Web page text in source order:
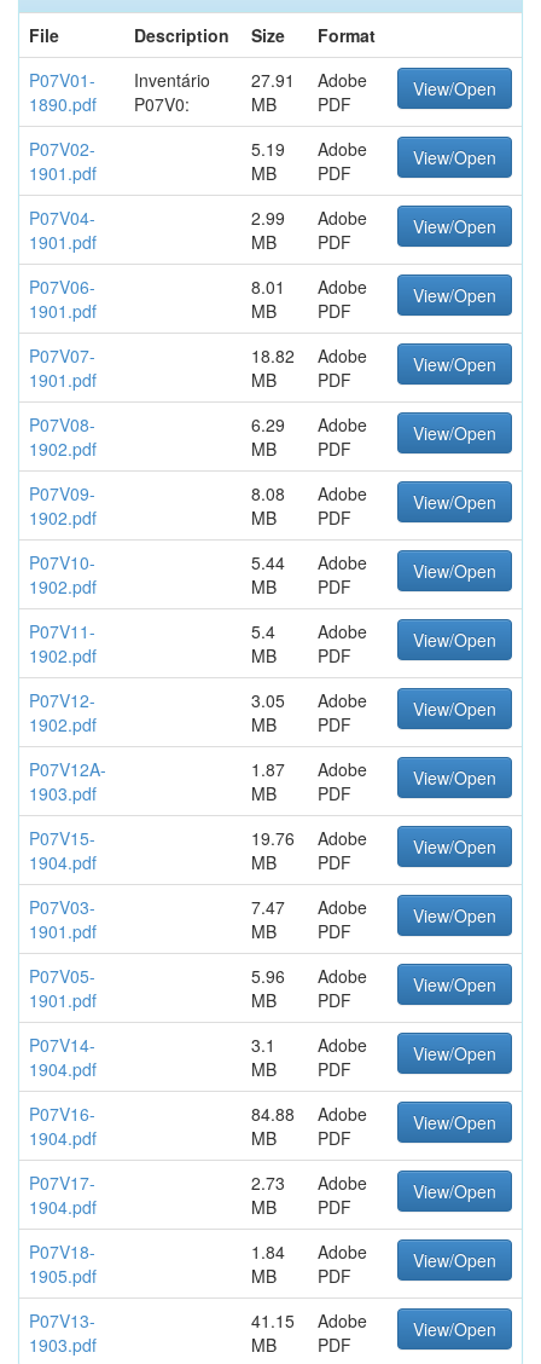
File
Description Size
Format
P07V01-
1890.pdf
Inventário
P07V0:
27.91
MB
Adobe
PDF
View/Open
P07V02-
1901.pdf
5.19
MB
Adobe
PDF
View/Open
P07V04-
1901.pdf
2.99
MB
Adobe
PDF
View/Open
P07V06-
1901.pdf
8.01
MB
Adobe
PDF
View/Open
P07V07-
1901.pdf
18.82
MB
Adobe
PDF
View/Open
P07V08-
1902.pdf
6.29
MB
Adobe
PDF
View/Open
P07V09-
1902.pdf
8.08
MB
Adobe
PDF
View/Open
P07V10-
1902.pdf
5.44
MB
Adobe
PDF
View/Open
P07V11-
1902.pdf
5.4
MB
Adobe
PDF
View/Open
P07V12-
1902.pdf
3.05
MB
Adobe
PDF
View/Open
P07V12A-
1903.pdf
1.87
MB
Adobe
PDF
View/Open
P07V15-
1904.pdf
19.76
MB
Adobe
PDF
View/Open
P07V03-
1901.pdf
7.47
MB
Adobe
PDF
View/Open
P07V05-
1901.pdf
5.96
MB
Adobe
PDF
View/Open
P07V14-
1904.pdf
3.1
MB
Adobe
PDF
View/Open
P07V16-
1904.pdf
84.88
MB
Adobe
PDF
View/Open
P07V17-
1904.pdf
2.73
MB
Adobe
PDF
View/Open
P07V18-
1905.pdf
1.84
MB
Adobe
PDF
View/Open
P07V13-
1903.pdf
41.15
MB
Adobe
PDF
View/Open